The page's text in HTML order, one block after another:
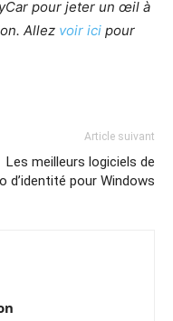
pour jeter un œil à
Allez voir ici pour
Article suivant
Les meilleurs logiciels de
d’identité pour Windows